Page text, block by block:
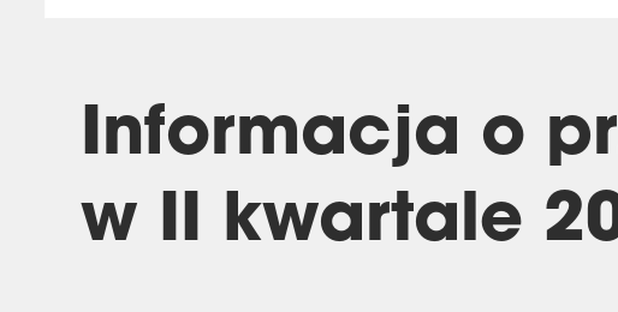
News Company profile
Stock information Stock quotes
Financial reports Current reports
Presentations Videos
Informacja o
w II kwartale